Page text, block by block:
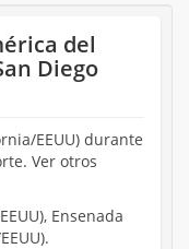
del
Diego
EEUU) durante
Ver otros
Ensenada